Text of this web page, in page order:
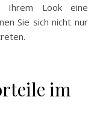
Ihrem Look eine
Sie sich nicht nur
im